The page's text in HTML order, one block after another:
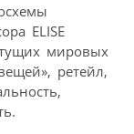
ELISE
мировых
ретейл,